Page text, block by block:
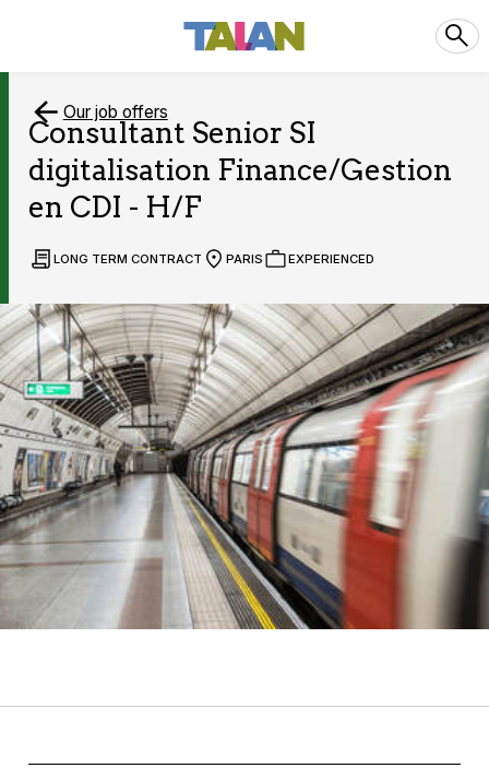
Our job offers
Consultant Senior SI
digitalisation Finance/Gestion
en CDI - H/F
LONG TERM CONTRACT PARIS EXPERIENCED